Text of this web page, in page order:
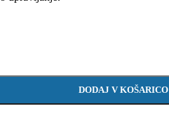
DODAJ V KOŠARICO